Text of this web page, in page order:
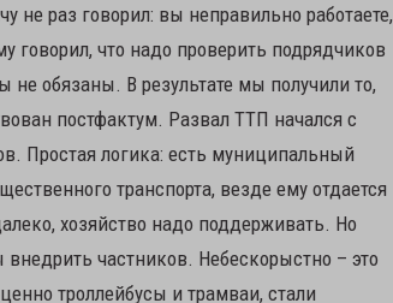
не раз говорил: вы неправильно работаете,
говорил, что надо проверить подрядчиков
обязаны. В результате мы получили то,
постфактум. Развал ТТП начался с
Простая логика: есть муниципальный
транспорта, везде ему отдается
хозяйство надо поддерживать. Но
частников. Небескорыстно – это
троллейбусы и трамваи, стали